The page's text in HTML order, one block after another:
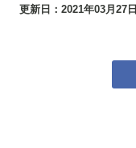
更新日： 2021年03月27日